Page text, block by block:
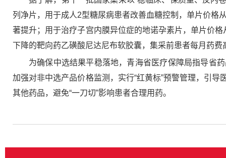
列净片，用于成人2型糖尿病患者改善血糖控制，单片价格
著提升；用于治疗子宫内膜异位症的地诺孕素片，单片价
下降的靶向药乙磺酸尼达尼布软胶囊，集采前患者每月药
为确保中选结果平稳落地，青海省医疗保障局指导省
加强对非中选产品价格监测，实行“红黄标”预警管理，引
其他药品，避免“一刀切”影响患者合理用药。